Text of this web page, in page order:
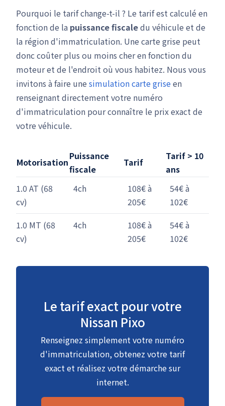
Pourquoi le tarif change-t-il ? Le tarif est calculé en
fonction de la puissance fiscaledu véhicule et de
la région d'immatriculation. Une carte grise peut
donc coûter plus ou moins cher en fonction du
moteur et de l'endroit où vous habitez. Nous vous
invitons à faire une simulation carte griseen
renseignant directement votre numéro
d'immatriculation pour connaître le prix exact de
votre véhicule.
Motorisation
Puissance
fiscale
Tarif
Tarif > 10
ans
1.0 AT (68
cv)
4ch
108€ à
205€
54€ à
102€
1.0 MT (68
cv)
4ch
108€ à
205€
54€ à
102€
Le tarif exact pour votre
Nissan Pixo
Renseignez simplement votre numéro
d'immatriculation, obtenez votre tarif
exact et réalisez votre démarche sur
internet.